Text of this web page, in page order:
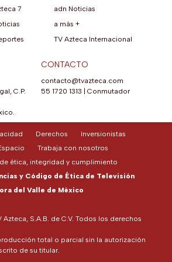
7
adn Noticias
a más +
TV Azteca Internacional
C.P.
CONTACTO
contacto@tvazteca.com
55 1720 1313
Conmutador
Azteca, S.A.B. de C.V. Todos los derechos
total o parcial sin la autorización
de su titular.
Derechos
Inversionistas
Trabaja con nosotros
ética, integridad y cumplimiento
y Código de Ética de Televisión
del Valle de México